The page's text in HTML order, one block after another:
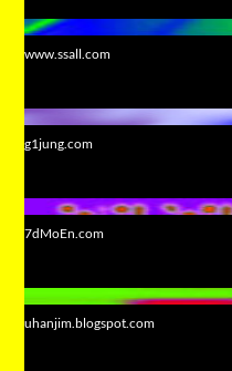
www.ssall.com
g1jung.com
7dMoEn.com
uhanjim.blogspot.com